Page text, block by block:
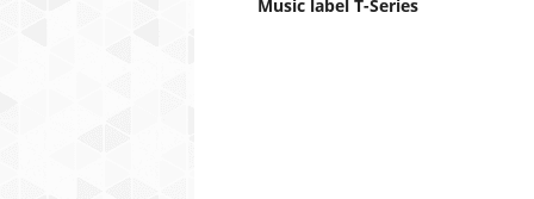
Music label T-Series